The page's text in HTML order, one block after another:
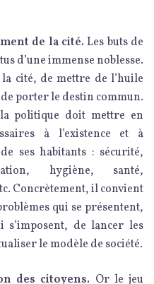
de la cité. Les buts de
d’une immense noblesse.
cité, de mettre de l’huile
porter le destin commun.
politique doit mettre en
à l’existence et à
ses habitants : sécurité,
hygiène, santé,
Concrètement, il convient
qui se présentent,
de lancer les
le modèle de société.
des citoyens. Or le jeu